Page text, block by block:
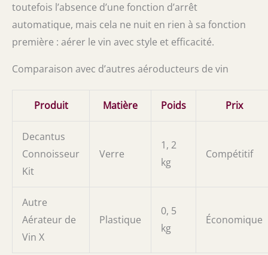
toutefois l’absence d’une fonction d’arrêt
automatique, mais cela ne nuit en rien à sa fonction
première : aérer le vin avec style et efficacité.
Comparaison avec d’autres aéroducteurs de vin
Produit Matière Poids Prix
Decantus
Connoisseur
Kit
Verre
1, 2
kg
Compétitif
Autre
Aérateur de
Vin X
Plastique
0, 5
kg
Économique